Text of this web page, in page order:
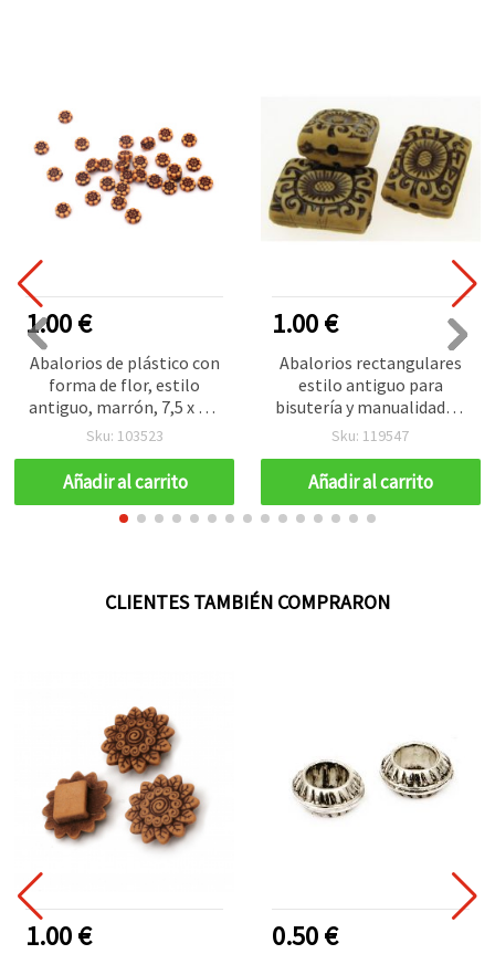
1.00 €
Abalorios de plástico con
forma de flor, estilo
antiguo, marrón, 7,5 x 2,5
mm, agujero: 1 mm, 50 g
Sku: 103523
Añadir al carrito
1.00 €
Abalorios rectangulares
estilo antiguo para
bisutería y manualidades,
19x14x8 mm, agujero 2
(aprox. 55 uds)
Sku: 119547
Añadir al carrito
CLIENTES TAMBIÉN COMPRARON
1.00 € 0.50 €